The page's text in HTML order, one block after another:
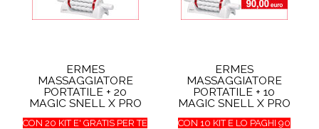
ERMES
MASSAGGIATORE
PORTATILE + 20
MAGIC SNELL X PRO
CON 20 KIT E' GRATIS PER TE
ERMES
MASSAGGIATORE
PORTATILE + 10
MAGIC SNELL X PRO
CON 10 KIT E LO PAGHI 90